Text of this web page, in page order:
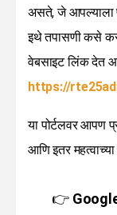
असते, जे आपल्याला
इथे तपासणी कसे
वेबसाइट लिंक देत
https://
या पोर्टलवर आपण
आणि इतर
👉